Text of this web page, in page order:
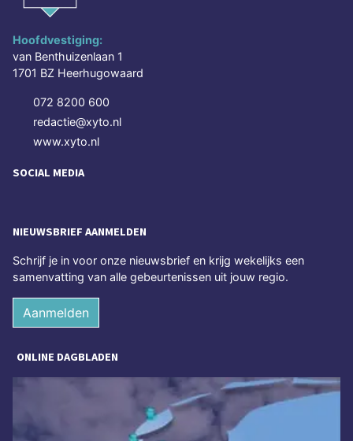
Hoofdvestiging:
van Benthuizenlaan 1
1701 BZ Heerhugowaard
072 8200 600
redactie@xyto.nl
www.xyto.nl
SOCIAL MEDIA
NIEUWSBRIEF AANMELDEN
Schrijf je in voor onze nieuwsbrief en krijg wekelijks een
samenvatting van alle gebeurtenissen uit jouw regio.
Aanmelden
ONLINE DAGBLADEN